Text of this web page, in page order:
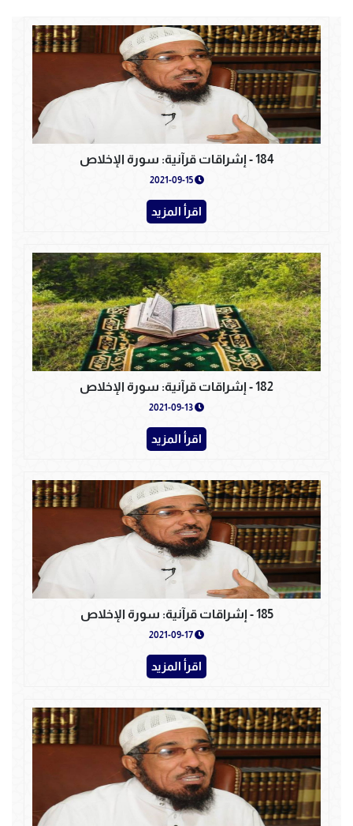
184 - إشراقات قرآنية: سورة الإخلاص
2021-09-15
اقرأ المزيد
182 - إشراقات قرآنية: سورة الإخلاص
اقرأ المزيد
185 - إشراقات قرآنية: سورة الإخلاص
اقرأ المزيد